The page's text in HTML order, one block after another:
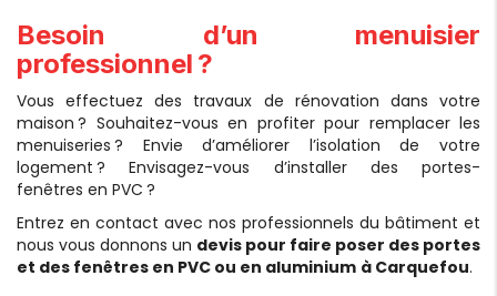
Besoin d’un menuisier
professionnel ?
Vous effectuez des travaux de rénovation dans votre
maison ? Souhaitez-vous en profiter pour remplacer les
menuiseries ? Envie d’améliorer l’isolation de votre
logement ? Envisagez-vous d’installer des portes-
fenêtres en PVC ?
Entrez en contact avec nos professionnels du bâtiment et
nous vous donnons un devis pour faire poser des portes
et des fenêtres en PVC ou en aluminium à Carquefou.